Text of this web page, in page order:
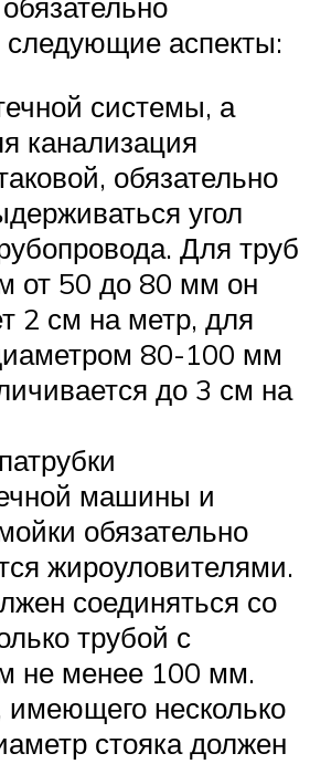
аспекты:
системы, а
канализация
обязательно
угол
Для труб
от 50 до 80 мм он
2 см на метр, для
80-100 мм
до 3 см на
машины и
обязательно
жироуловителями.
соединяться со
трубой с
не менее 100 мм.
несколько
стояка должен